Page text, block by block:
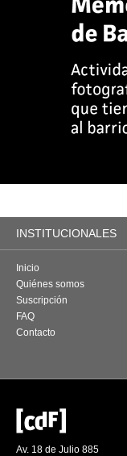
INSTITUCIONALES
Inicio
Quiénes somos
Suscripción
FAQ
Contacto
Av. 18 de Julio 885